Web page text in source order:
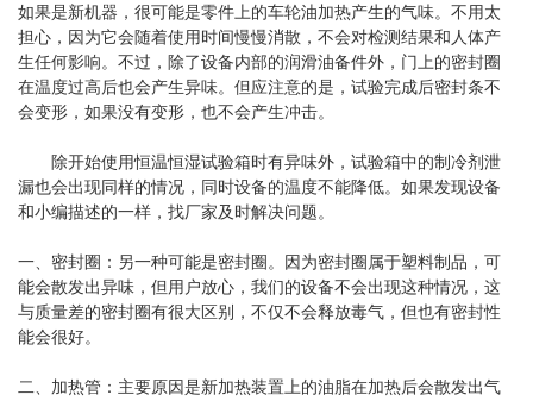
如果是新机器，很可能是零件上的车轮油加热产生的气味。不用太
担心，因为它会随着使用时间慢慢消散，不会对检测结果和人体产
生任何影响。不过，除了设备内部的润滑油备件外，门上的密封圈
在温度过高后也会产生异味。但应注意的是，试验完成后密封条不
会变形，如果没有变形，也不会产生冲击。
除开始使用恒温恒湿试验箱时有异味外，试验箱中的制冷剂泄
漏也会出现同样的情况，同时设备的温度不能降低。如果发现设备
和小编描述的一样，找厂家及时解决问题。
一、密封圈：另一种可能是密封圈。因为密封圈属于塑料制品，可
能会散发出异味，但用户放心，我们的设备不会出现这种情况，这
与质量差的密封圈有很大区别，不仅不会释放毒气，但也有密封性
能会很好。
二、加热管：主要原因是新加热装置上的油脂在加热后会散发出气